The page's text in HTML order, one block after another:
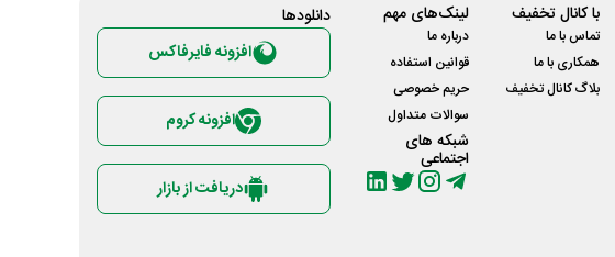
با کانال تخفیف
تماس با ما
همکاری با ما
بلاگ کانال تخفیف
لینک‌های مهم
درباره ما
قوانین استفاده
حریم خصوصی
سوالات متداول
شبکه های
اجتماعی
دانلود‌ها
افزونه فایرفاکس
افزونه کروم
دریافت از بازار